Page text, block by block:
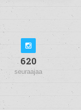
620
seuraajaa